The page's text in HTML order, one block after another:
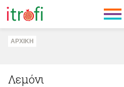
ΑΡΧΙΚΗ
Λεμόνι